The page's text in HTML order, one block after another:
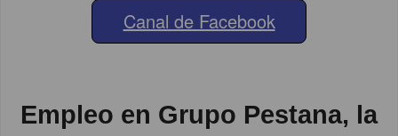
Canal de Facebook
Empleo en Grupo Pestana, la